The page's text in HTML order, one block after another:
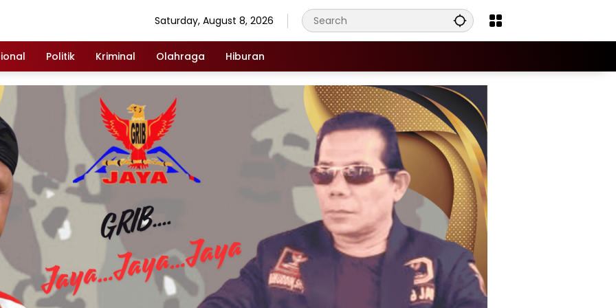
Saturday, August 8, 2026
Politik Kriminal Olahraga Hiburan